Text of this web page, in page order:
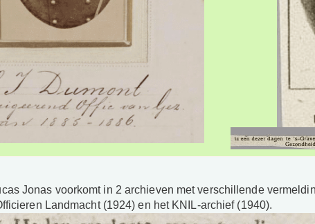
Jonas voorkomt in 2 archieven met verschillende
Landmacht (1924) en het KNIL-archief (1940).